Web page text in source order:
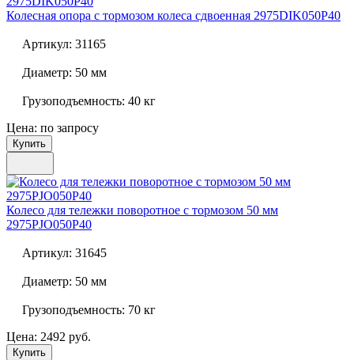
Колесная опора с тормозом колеса сдвоенная 2975DIK050P40
Артикул: 31165
Диаметр: 50 мм
Грузоподъемность: 40 кг
Цена: по запросу
Купить
Колесо для тележки поворотное с тормозом 50 мм
2975PJO050P40
Артикул: 31645
Диаметр: 50 мм
Грузоподъемность: 70 кг
Цена: 2492 руб.
Купить